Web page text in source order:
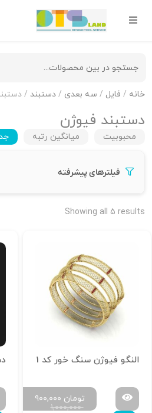
خانه / فایل / سه بعدی / دستبند /
دستبند فیوژن
محبوبیت میانگین رتبه
فیلترهای پیشرفته
Showing all 5 results
النگو فیوژن سنگ خور کد 1
۱,۰۰۰,۰۰۰
۹۰۰,۰۰۰ تومان